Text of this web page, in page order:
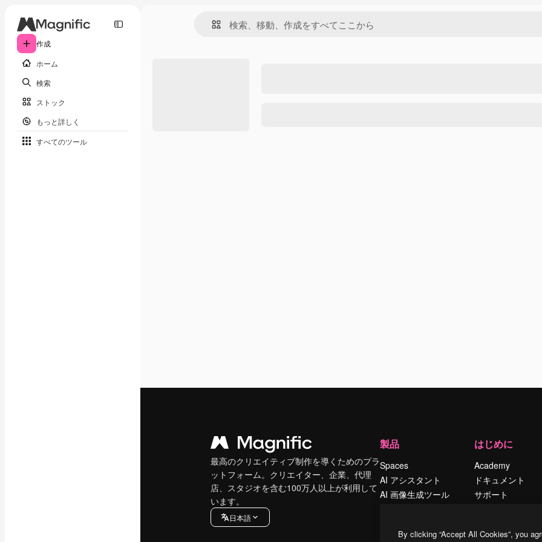
作成
ホーム
検索
ストック
もっと詳しく
すべてのツール
最高のクリエイティブ制作を導くためのプラ
ットフォーム。クリエイター、企業、代理
店、スタジオを含む100万人以上が利用して
います。
日本語
製品
Spaces
AI アシスタント
AI 画像生成ツール
ストックコンテン
はじめに
Academy
ドキュメント
サポート
シー
By clicking “Accept All Cookies”, you